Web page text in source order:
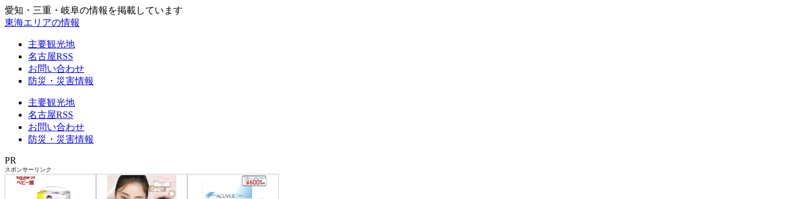
愛知・三重・岐阜の情報を掲載しています
東海エリアの情報
主要観光地
名古屋RSS
お問い合わせ
防災・災害情報
主要観光地
名古屋RSS
お問い合わせ
防災・災害情報
PR
スポンサーリンク